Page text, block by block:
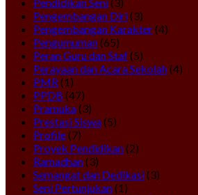
Pengembangan Diri(3)
Pengembangan Karakter(4)
Pengumuman(65)
Peran Guru dan Staf(5)
Perayaan dan Acara Sekolah(4)
PMR (1)
PPDB (47)
Pramuka(3)
Prestasi Siswa(5)
Profile(7)
Proyek Pendidikan(2)
Ramadhan(3)
Semangat dan Dedikasi(3)
Seni Pertunjukan(1)